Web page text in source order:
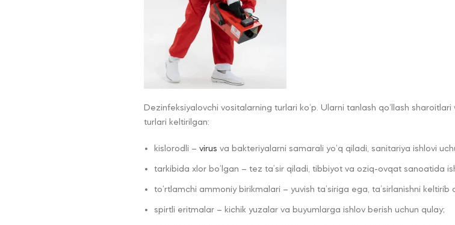
Dezinfeksiyalovchi vositalarning turlari ko‘p. Ularni tanlash qo‘llash
turlari keltirilgan:
kislorodli – virus va bakteriyalarni samarali yo‘q qiladi, sanitariya ishlovi
tarkibida xlor bo‘lgan – tez ta’sir qiladi, tibbiyot va oziq-ovqat sanoatida
to‘rtlamchi ammoniy birikmalari – yuvish ta’siriga ega, ta’sirlanishni keltirib
spirtli eritmalar – kichik yuzalar va buyumlarga ishlov berish uchun qulay;